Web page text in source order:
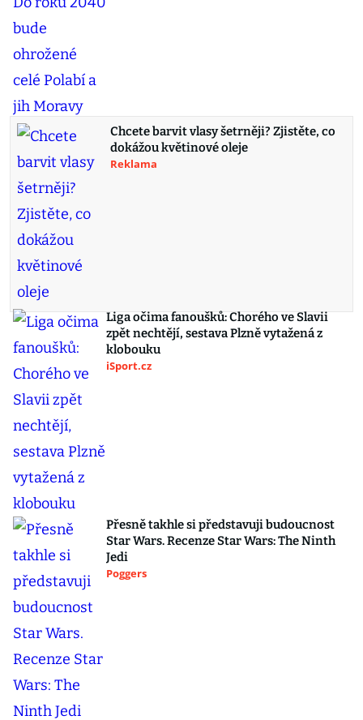
Chcete barvit vlasy šetrněji? Zjistěte, co
dokážou květinové oleje
Reklama
Liga očima fanoušků: Chorého ve Slavii
zpět nechtějí, sestava Plzně vytažená z
klobouku
iSport.cz
Přesně takhle si představuji budoucnost
Star Wars. Recenze Star Wars: The Ninth
Jedi
Poggers